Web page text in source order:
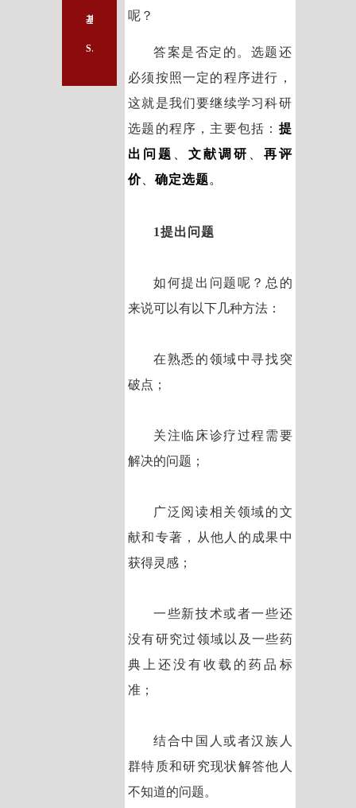
SCI文章写作基本功夫与步骤
呢？
答案是否定的。选题还
必须按照一定的程序进行，
这就是我们要继续学习科研
选题的程序，主要包括： 提
出问题
文献调研
再评
价 、确定选题。
1提出问题
如何提出问题呢？总的
来说可以有以下几种方法：
在熟悉的领域中寻找突
破点；
关注临床诊疗过程需要
解决的问题；
广泛阅读相关领域的文
献和专著，从他人的成果中
获得灵感；
一些新技术或者一些还
没有研究过领域以及一些药
典上还没有收载的药品标
准；
结合中国人或者汉族人
群特质和研究现状解答他人
不知道的问题。